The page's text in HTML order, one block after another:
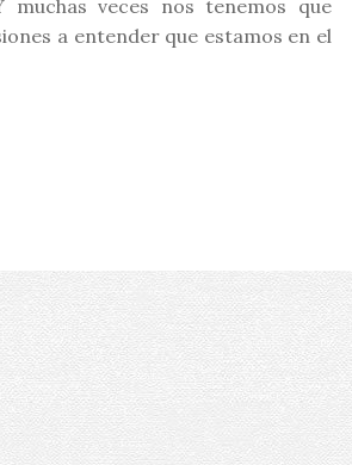
veces nos tenemos que
a entender que estamos en el